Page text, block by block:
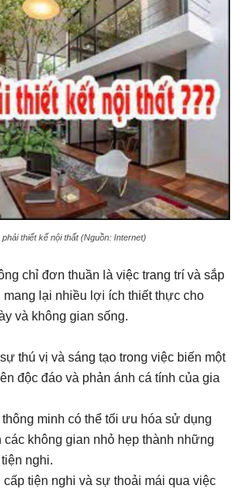
phải thiết kế nội thất (Nguồn: Internet)
chỉ đơn thuần là việc trang trí và sắp
mang lại nhiều lợi ích thiết thực cho
và không gian sống.
thú vị và sáng tạo trong việc biến một
độc đáo và phản ánh cá tính của gia
minh có thể tối ưu hóa sử dụng
các không gian nhỏ hẹp thành những
nghi.
tiện nghi và sự thoải mái qua việc